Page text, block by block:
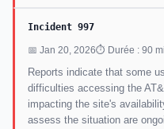
Incident 997
📅 Jan 20, 2026⏱ Durée : 90
Reports indicate that some
difficulties accessing the
impacting the site's
assess the situation are